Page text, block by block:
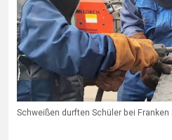
Schweißen durften Schüler bei Franken